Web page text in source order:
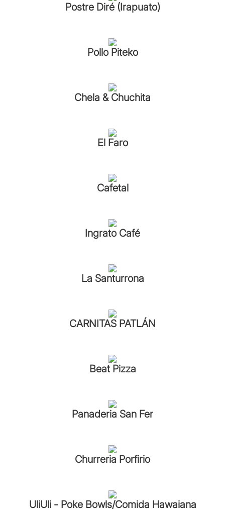
Postre Diré (Irapuato)
Pollo Piteko
Chela & Chuchita
El Faro
Cafetal
Ingrato Café
La Santurrona
CARNITAS PATLÁN
Beat Pizza
Panaderia San Fer
Churreria Porfirio
UliUli - Poke Bowls/Comida Hawaiana